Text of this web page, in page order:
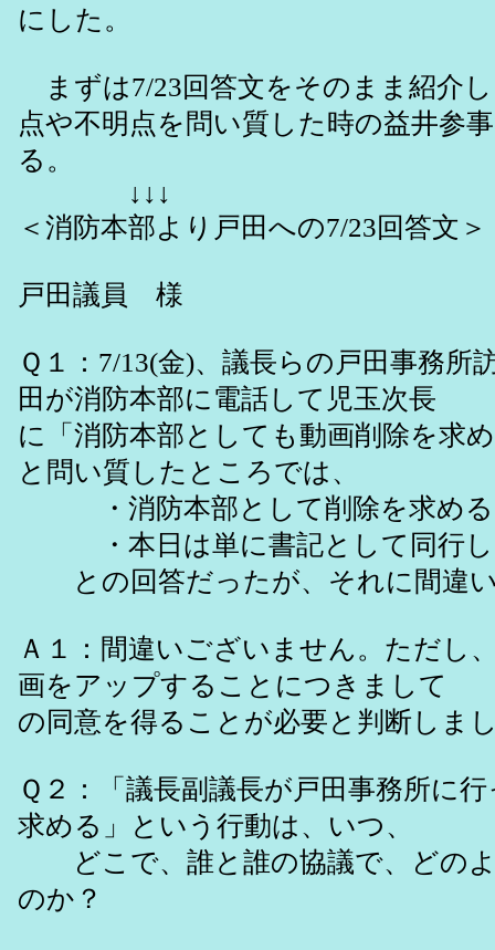
にした。
まずは7/23回答文をそのまま紹介
点や不明点を問い質した時の益井参
る。
↓↓↓
＜消防本部より戸田への7/23回答文＞
戸田議員 様
Ｑ１：7/13(金)、議長らの戸田事務所
田が消防本部に電話して児玉次長
に「消防本部としても動画削除を求
と問い質したところでは、
・消防本部として削除を求める
・本日は単に書記として同行し
との回答だったが、それに間違
Ａ１：間違いございません。ただし
画をアップすることにつきまし
の同意を得ることが必要と判断しま
Ｑ２：「議長副議長が戸田事務所に
求める」という行動は、いつ、
どこで、誰と誰の協議で、どの
のか？